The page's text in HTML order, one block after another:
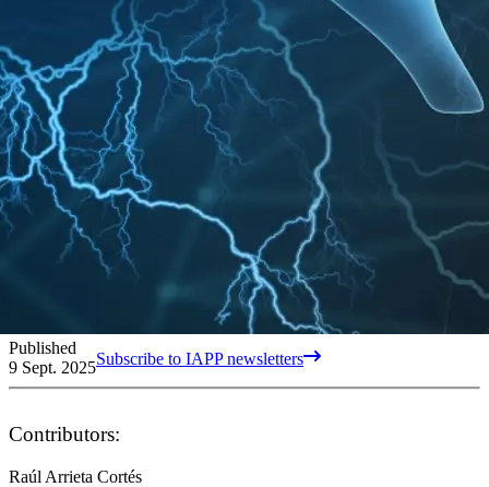
Published
9 Sept. 2025Subscribe to IAPP newsletters
Contributors:
Raúl Arrieta Cortés